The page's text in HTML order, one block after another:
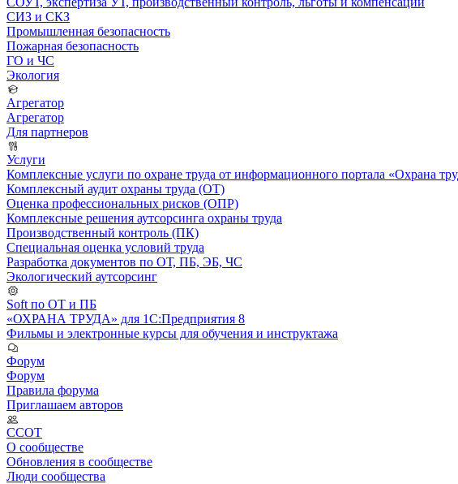
СИЗ и СКЗ
Промышленная безопасность
Пожарная безопасность
ГО и ЧС
Экология
Агрегатор
Агрегатор
Для партнеров
Услуги
Комплексные услуги по охране труда от информационного портала «Охрана
Комплексный аудит охраны труда (ОТ)
Оценка профессиональных рисков (ОПР)
Комплексные решения аутсорсинга охраны труда
Производственный контроль (ПК)
Специальная оценка условий труда
Разработка документов по ОТ, ПБ, ЭБ, ЧС
Экологический аутсорсинг
Soft по ОТ и ПБ
«ОХРАНА ТРУДА» для 1С:Предприятия 8
Фильмы и электронные курсы для обучения и инструктажа
Форум
Форум
Правила форума
Приглашаем авторов
ССОТ
О сообществе
Обновления в сообществе
Люди сообщества